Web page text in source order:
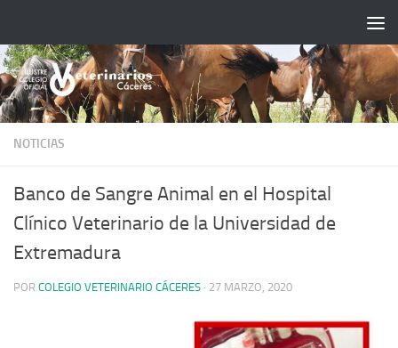
NOTICIAS
Banco de Sangre Animal en el Hospital
Clínico Veterinario de la Universidad de
Extremadura
POR COLEGIO VETERINARIO CÁCERES · 27 MARZO, 2020